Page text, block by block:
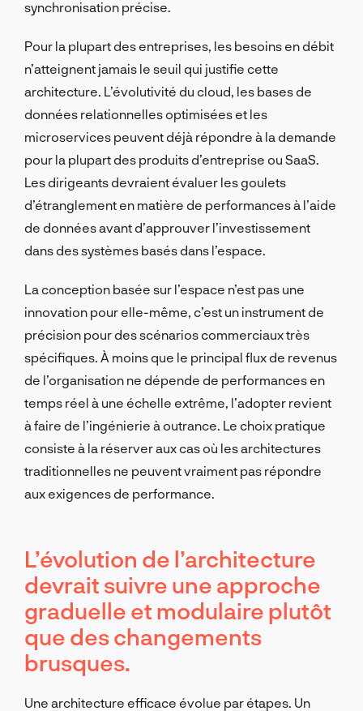
synchronisation précise.
Pour la plupart des entreprises, les besoins en débit
n’atteignent jamais le seuil qui justifie cette
architecture. L’évolutivité du cloud, les bases de
données relationnelles optimisées et les
microservices peuvent déjà répondre à la demande
pour la plupart des produits d’entreprise ou SaaS.
Les dirigeants devraient évaluer les goulets
d’étranglement en matière de performances à l’aide
de données avant d’approuver l’investissement
dans des systèmes basés dans l’espace.
La conception basée sur l’espace n’est pas une
innovation pour elle-même, c’est un instrument de
précision pour des scénarios commerciaux très
spécifiques. À moins que le principal flux de revenus
de l’organisation ne dépende de performances en
temps réel à une échelle extrême, l’adopter revient
à faire de l’ingénierie à outrance. Le choix pratique
consiste à la réserver aux cas où les architectures
traditionnelles ne peuvent vraiment pas répondre
aux exigences de performance.
L’évolution de l’architecture
devrait suivre une approche
graduelle et modulaire plutôt
que des changements
brusques.
Une architecture efficace évolue par étapes. Un